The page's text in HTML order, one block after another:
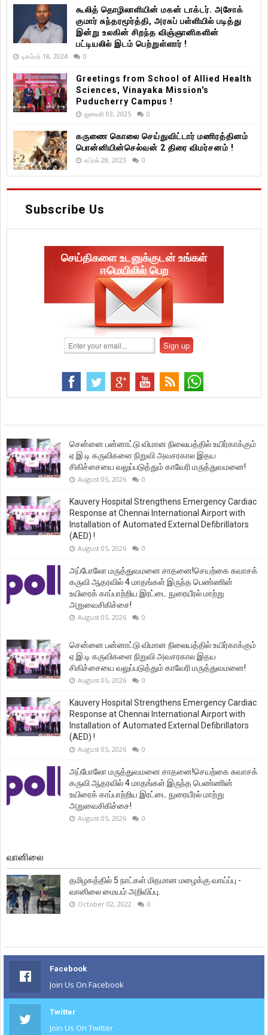
கூலித் தொழிலாளியின் மகன் டாக்டர். அசோக்
குமார் சுந்தரமூர்த்தி, அரசுப் பள்ளியில் படித்து
இன்று உலகின் சிறந்த விஞ்ஞானிகளின்
பட்டியலில் இடம் பெற்றுள்ளார் !
டிசம்பர் 18, 2024 0
Greetings from School of Allied Health
Sciences, Vinayaka Mission's
Puducherry Campus !
ஜனவரி 03, 2025 0
கருணை கொலை செய்துவிட்டார் மணிரத்தினம்
பொன்னியின்செல்வன் 2 திரை விமர்சனம் !
ஏப்ரல் 28, 2023 0
Subscribe Us
செய்திகளை உடனுக்குடன் உங்கள்
ஈமெயிலில் பெற
சென்னை பன்னாட்டு விமான நிலையத்தில் உயிர்காக்கும்
ஏ.இ.டி கருவிகளை நிறுவி அவசரகால இதய
சிகிச்சையை வலுப்படுத்தும் காவேரி மருத்துவமனை!
August 05, 2026 0
Kauvery Hospital Strengthens Emergency Cardiac
Response at Chennai International Airport with
Installation of Automated External Defibrillators
(AED) !
August 05, 2026 0
அப்போலோ மருத்துவமனை சாதனை!செயற்கை சுவாசக்
கருவி ஆதரவில் 4 மாதங்கள் இருந்த பெண்ணின்
உயிரைக் காப்பாற்றிய இரட்டை நுரையீரல் மாற்று
அறுவைசிகிச்சை!
August 05, 2026 0
சென்னை பன்னாட்டு விமான நிலையத்தில் உயிர்காக்கும்
ஏ.இ.டி கருவிகளை நிறுவி அவசரகால இதய
சிகிச்சையை வலுப்படுத்தும் காவேரி மருத்துவமனை!
August 05, 2026 0
Kauvery Hospital Strengthens Emergency Cardiac
Response at Chennai International Airport with
Installation of Automated External Defibrillators
(AED) !
August 05, 2026 0
அப்போலோ மருத்துவமனை சாதனை!செயற்கை சுவாசக்
கருவி ஆதரவில் 4 மாதங்கள் இருந்த பெண்ணின்
உயிரைக் காப்பாற்றிய இரட்டை நுரையீரல் மாற்று
அறுவைசிகிச்சை!
August 05, 2026 0
வானிலை
தமிழகத்தில் 5 நாட்கள் மிதமான மழைக்கு வாய்ப்பு -
வானிலை மையம் அறிவிப்பு.
October 02, 2022 0
Facebook
Join Us On Facebook
Twitter
Join Us On Twitter